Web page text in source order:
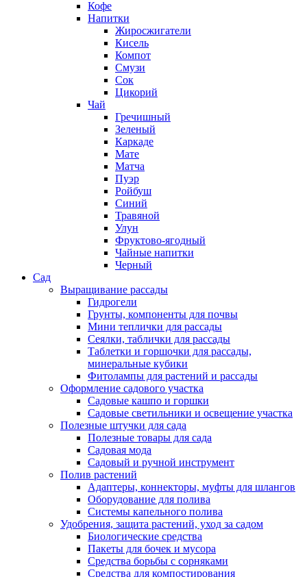
Кофе
Напитки
Жиросжигатели
Кисель
Компот
Смузи
Сок
Цикорий
Чай
Гречишный
Зеленый
Каркаде
Мате
Матча
Пуэр
Ройбуш
Синий
Травяной
Улун
Фруктово-ягодный
Чайные напитки
Черный
Сад
Выращивание рассады
Гидрогели
Грунты, компоненты для почвы
Мини теплички для рассады
Сеялки, таблички для рассады
Таблетки и горшочки для рассады,
минеральные кубики
Фитолампы для растений и рассады
Оформление садового участка
Садовые кашпо и горшки
Садовые светильники и освещение участка
Полезные штучки для сада
Полезные товары для сада
Садовая мода
Садовый и ручной инструмент
Полив растений
Адаптеры, коннекторы, муфты для шлангов
Оборудование для полива
Системы капельного полива
Удобрения, защита растений, уход за садом
Биологические средства
Пакеты для бочек и мусора
Средства борьбы с сорняками
Средства для компостирования